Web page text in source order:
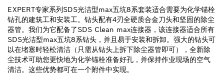
EXPERT专家系列SDS光洁型max五坑8系套装适合需要为化学锚栓
钻孔的建筑工和安装工。钻头配有4刃全硬质合金刀头和坚固的除尘
器管。我们为它配备了SDS Clean max连接器，该连接器适合所有
SDS光洁型max五坑8系钻头，并且易于安装和拆卸。强大的钻头可
以在堵塞时轻松清洁（只需从钻头上拆下除尘器管即可），全新除
尘技术可助您更快地为化学锚栓准备好孔，并保持作业现场的空气
清洁。这些优势都可在一个附件中实现。